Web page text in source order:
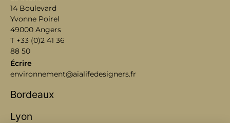
Bordeaux
Lyon
14 Boulevard
Yvonne Poirel
49000 Angers
T +33 (0)2 41 36
88 50
Écrire
environnement@aialifedesigners.fr